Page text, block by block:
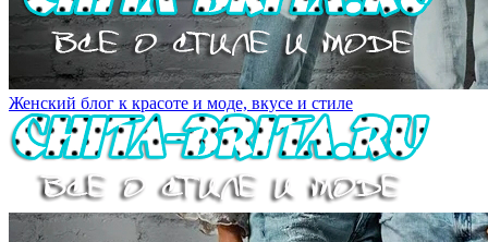
Женский блог к красоте и моде, вкусе и стиле